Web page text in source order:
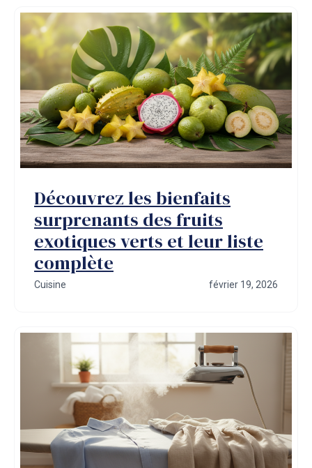
Découvrez les bienfaits
surprenants des fruits
exotiques verts et leur liste
complète
Cuisine février 19, 2026